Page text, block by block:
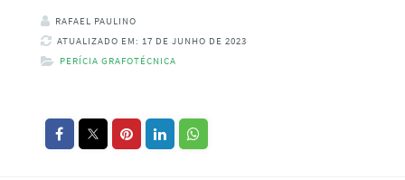
RAFAEL PAULINO
ATUALIZADO EM: 17 DE JUNHO DE 2023
PERÍCIA GRAFOTÉCNICA